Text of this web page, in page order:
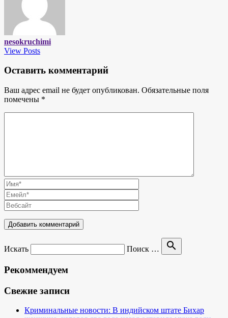
nesokruchimi
View Posts
Оставить комментарий
Ваш адрес email не будет опубликован. Обязательные поля
помечены *
Искать Поиск … search
Рекоммендуем
Свежие записи
Криминальные новости: В индийском штате Бихар